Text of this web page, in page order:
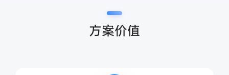
方案价值